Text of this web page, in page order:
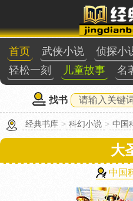
首页 武侠小说 侦探小
轻松一刻
儿童故事 名
找书
经典书库 > 科幻小说 > 中国
大
中国